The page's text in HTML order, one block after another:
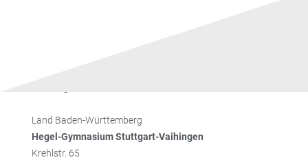
Land Baden-Württemberg
Hegel-Gymnasium Stuttgart-Vaihingen
Krehlstr. 65